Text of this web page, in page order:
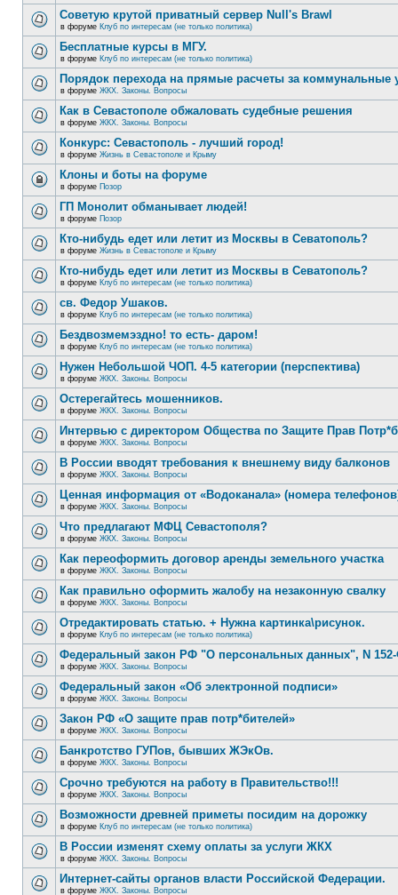
Советую крутой приватный сервер Null's Brawl
в форуме Клуб по интересам (не только политика)
Бесплатные курсы в МГУ.
в форуме Клуб по интересам (не только политика)
Порядок перехода на прямые расчеты за коммунальные
в форуме ЖКХ. Законы. Вопросы
Как в Севастополе обжаловать судебные решения
в форуме ЖКХ. Законы. Вопросы
Конкурс: Севастополь - лучший город!
в форуме Жизнь в Севастополе и Крыму
Клоны и боты на форуме
в форуме Позор
ГП Монолит обманывает людей!
в форуме Позор
Кто-нибудь едет или летит из Москвы в Севатополь?
в форуме Жизнь в Севастополе и Крыму
Кто-нибудь едет или летит из Москвы в Севатополь?
в форуме Клуб по интересам (не только политика)
св. Федор Ушаков.
в форуме Клуб по интересам (не только политика)
Бездвозмемэздно! то есть- даром!
в форуме Клуб по интересам (не только политика)
Нужен Небольшой ЧОП. 4-5 категории (перспектива)
в форуме ЖКХ. Законы. Вопросы
Остерегайтесь мошенников.
в форуме ЖКХ. Законы. Вопросы
Интервью с директором Общества по Защите Прав
в форуме ЖКХ. Законы. Вопросы
В России вводят требования к внешнему виду балконов
в форуме ЖКХ. Законы. Вопросы
Ценная информация от «Водоканала» (номера
в форуме ЖКХ. Законы. Вопросы
Что предлагают МФЦ Севастополя?
в форуме ЖКХ. Законы. Вопросы
Как переоформить договор аренды земельного участка
в форуме ЖКХ. Законы. Вопросы
Как правильно оформить жалобу на незаконную свалку
в форуме ЖКХ. Законы. Вопросы
Отредактировать статью. + Нужна картинка\рисунок.
в форуме Клуб по интересам (не только политика)
Федеральный закон РФ "О персональных данных", N
в форуме ЖКХ. Законы. Вопросы
Федеральный закон «Об электронной подписи»
в форуме ЖКХ. Законы. Вопросы
Закон РФ «О защите прав потр*бителей»
в форуме ЖКХ. Законы. Вопросы
Банкротство ГУПов, бывших ЖЭкОв.
в форуме ЖКХ. Законы. Вопросы
Срочно требуются на работу в Правительство!!!
в форуме ЖКХ. Законы. Вопросы
Возможности древней приметы посидим на дорожку
в форуме Клуб по интересам (не только политика)
В России изменят схему оплаты за услуги ЖКХ
в форуме ЖКХ. Законы. Вопросы
Интернет-сайты органов власти Российской Федерации.
в форуме ЖКХ. Законы. Вопросы